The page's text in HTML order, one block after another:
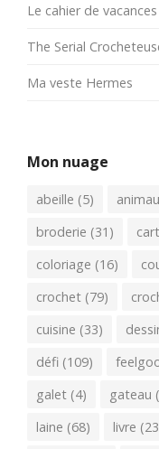
Le cahier de
The Serial
Ma veste Hermes
Mon nuage
abeille (5)
broderie (31)
coloriage (16)
crochet (79)
cuisine (33)
défi (109)
galet (4) gateau
laine (68) livre